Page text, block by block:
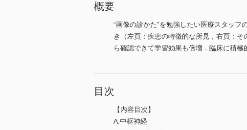
概要
“画像の診かた”を勉強したい医療スタッ
き（左頁：疾患の特徴的な所見，右頁：
ら確認できて学習効果も倍増．臨床に積
目次
【内容目次】
A.中枢神経